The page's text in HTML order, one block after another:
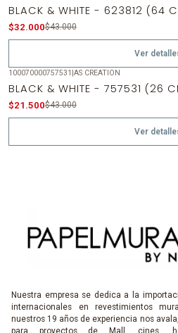
Agotado
BLACK & WHITE - 623812 (64
$32.000$43.000
Ver
Agotado
100070000757531 |AS CREATION
BLACK & WHITE - 757531 (26
$21.500$43.000
Ver
Nuestra empresa se dedica a la
internacionales en revestimientos
nuestros 19 años de experiencia nos
para proyectos de Mall, cines,